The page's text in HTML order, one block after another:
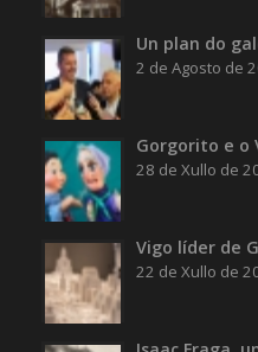
Un plan do
2 de Agosto de
Gorgorito e o
28 de Xullo de
Vigo líder de
22 de Xullo de